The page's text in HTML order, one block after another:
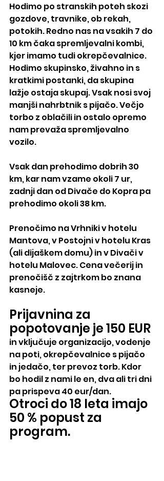
Hodimo po stranskih poteh skozi
gozdove, travnike, ob rekah,
potokih. Redno nas na vsakih 7 do
10 km čaka spremljevalni kombi,
kjer imamo tudi okrepčevalnice.
Hodimo skupinsko, živahno in s
kratkimi postanki, da skupina
lažje ostaja skupaj. Vsak nosi svoj
manjši nahrbtnik s pijačo. Večjo
torbo z oblačili in ostalo opremo
nam prevaža spremljevalno
vozilo.
Vsak dan prehodimo dobrih 30
km, kar nam vzame okoli 7 ur,
zadnji dan od Divače do Kopra pa
prehodimo okoli 38 km.
Prenočimo na Vrhniki v hotelu
Mantova, v Postojni v hotelu Kras
(ali dijaškem domu) in v Divači v
hotelu Malovec. Cena večerij in
prenočišč z zajtrkom bo znana
kasneje.
Prijavnina za
popotovanje je 150 EUR
in vključuje organizacijo, vodenje
na poti, okrepčevalnice s pijačo
in jedačo, ter prevoz torb. Kdor
bo hodil z nami le en, dva ali tri dni
pa prispeva 40 eur/dan.
Otroci do 18 leta imajo
50 % popust za
program.